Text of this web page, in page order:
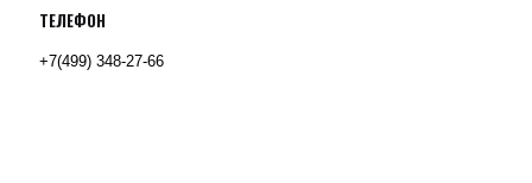
ТЕЛЕФОН
+7(499) 348-27-66